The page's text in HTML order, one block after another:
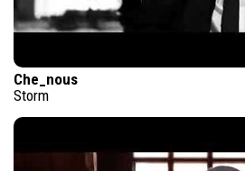
Che_nous
Storm